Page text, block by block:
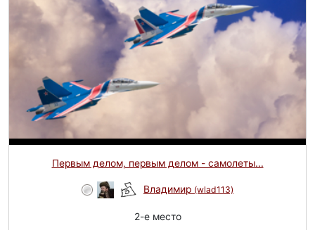
Первым делом, первым делом - самолеты...
Владимир (wlad113)
2-e место